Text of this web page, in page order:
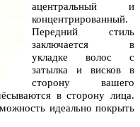
ацентральный и
концентрированный.
Передний стиль
заключается в
укладке волос с
затылка и висков в
сторону вашего
в сторону лица.
идеально покрыть